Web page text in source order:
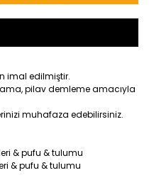
imal edilmiştir.
pilav demleme amacıyla
muhafaza edebilirsiniz.
& pufu & tulumu
& pufu & tulumu